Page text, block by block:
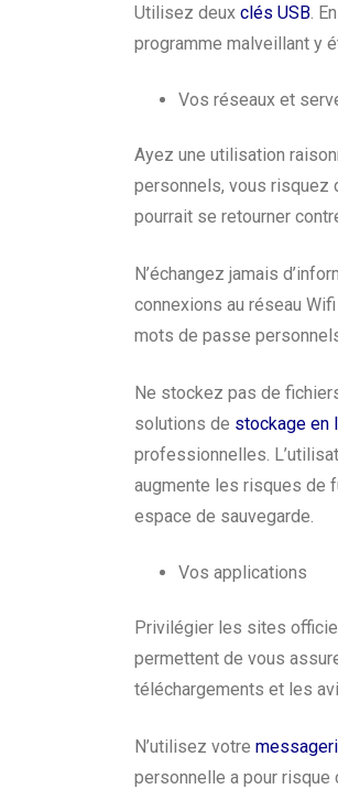
Utilisez deux clés USB
programme malveillant y
Vos réseaux et
Ayez une utilisation
personnels, vous risquez
pourrait se retourner
N’échangez jamais
connexions au réseau
mots de passe
Ne stockez pas de
solutions de stockage en
professionnelles.
augmente les risques de
espace de sauvegarde.
Vos applications
Privilégier les sites
permettent de vous
téléchargements et les
N’utilisez votre
personnelle a pour